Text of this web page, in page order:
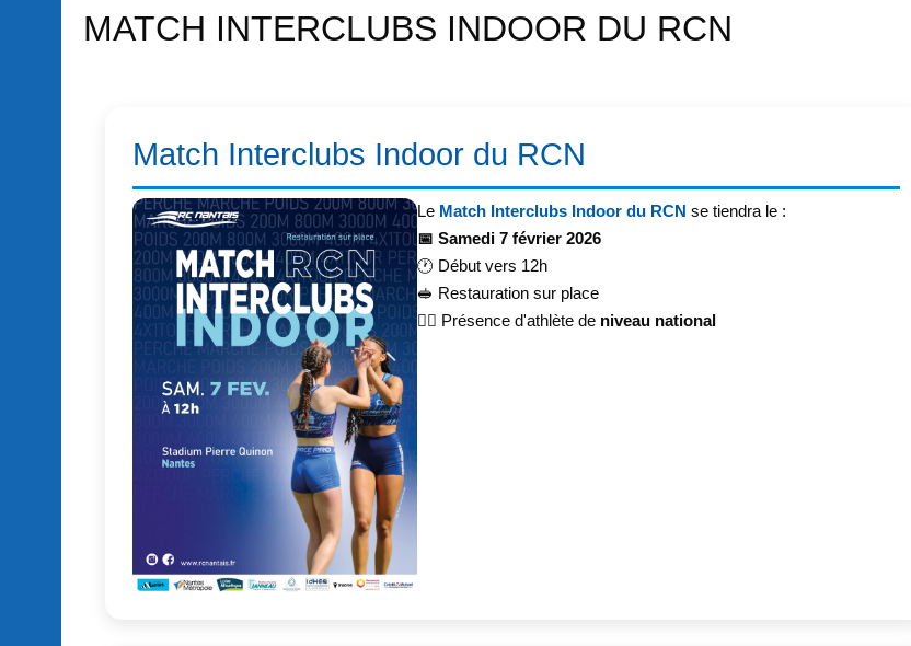
MATCH INTERCLUBS INDOOR DU RCN
Match Interclubs Indoor du RCN
Le Match Interclubs Indoor du RCN se tiendra le :
📅 Samedi 7 février 2026
🕐 Début vers 12h
🥪 Restauration sur place
🏃‍♂️ Présence d'athlète de niveau national